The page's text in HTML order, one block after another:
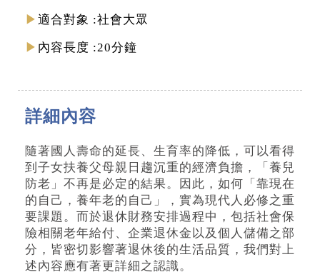
適合對象 社會大眾
內容長度 20分鐘
詳細內容
隨著國人壽命的延長、生育率的降低，可以看得
到子女扶養父母親日趨沉重的經濟負擔，「養兒
防老」不再是必定的結果。因此，如何「靠現在
的自己，養年老的自己」，實為現代人必修之重
要課題。而於退休財務安排過程中，包括社會保
險相關老年給付、企業退休金以及個人儲備之部
分，皆密切影響著退休後的生活品質，我們對上
述內容應有著更詳細之認識。